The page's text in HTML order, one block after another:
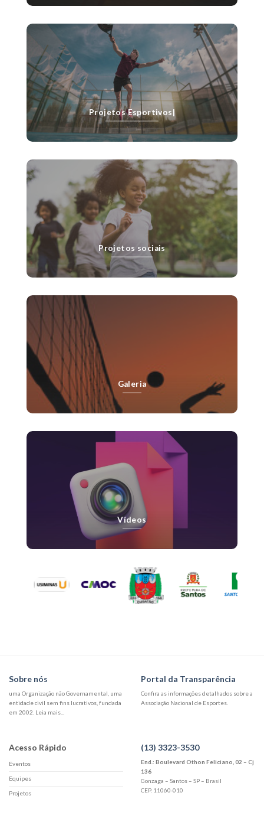
Projetos Esportivos|
Projetos sociais
Galeria
Vídeos
Sobre nós
uma Organização não Governamental, uma
entidade civil sem fins lucrativos, fundada
em 2002. Leia mais...
Portal da Transparência
Confira as informações detalhados sobre a
Associação Nacional de Esportes.
Acesso Rápido
Eventos
Equipes
Projetos
(13) 3323-3530
End.: Boulevard Othon Feliciano, 02 – Cj
136
Gonzaga – Santos – SP – Brasil
CEP. 11060-010